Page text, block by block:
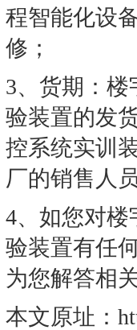
程智能化设
修；
3、货期：
验装置的发
控系统实训
厂的销售人
4、如您对
验装置有任
为您解答相
本文原址：